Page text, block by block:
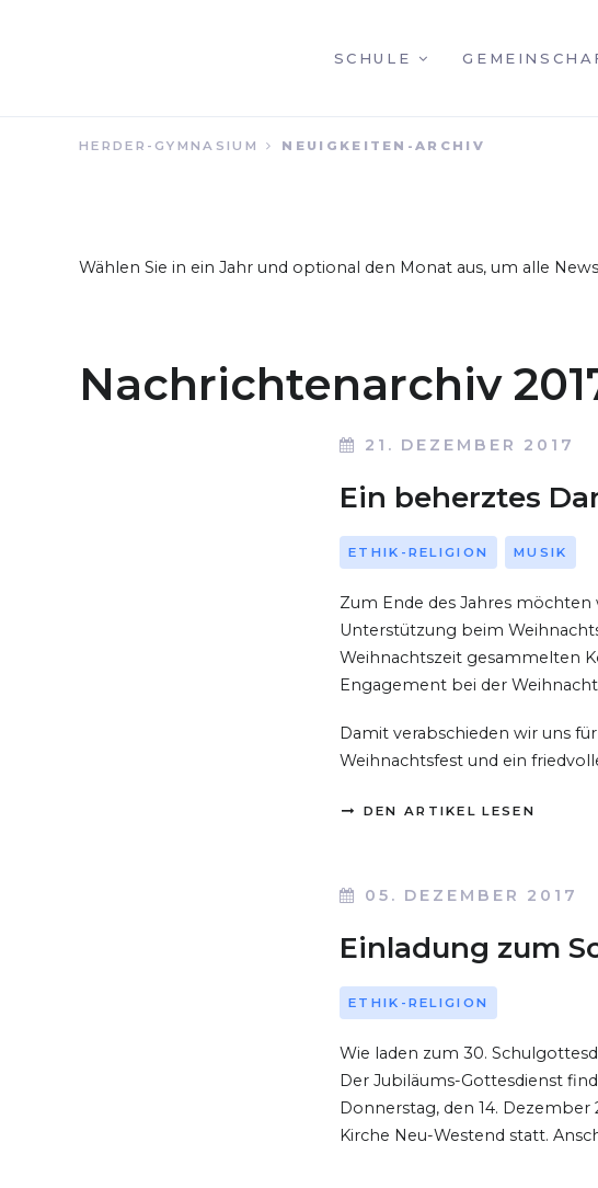
NAVIGATION
SCHULE
HERDER-GYMNASIUM NEUIGKEITEN-ARCHIV
Wählen Sie in ein Jahr und optional den Monat aus, um alle
Nachrichtenarchiv
21. DEZEMBER 2017
Ein beherztes
ETHIK-RELIGION MUSIK
Zum Ende des Jahres
Unterstützung beim
Weihnachtszeit gesammelten
Engagement bei der
Damit verabschieden wir uns
Weihnachtsfest und ein
DEN ARTIKEL LESEN
05. DEZEMBER 2017
Einladung zum
ETHIK-RELIGION
Wie laden zum 30.
Der Jubiläums-Gottesdienst
Donnerstag, den 14. Dezember
Kirche Neu-Westend statt.